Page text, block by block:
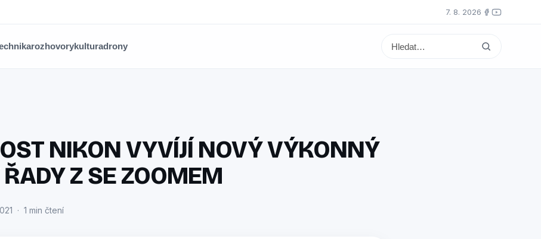
7. 8. 2026
rozhovorykulturadrony
NIKON VYVÍJÍ NOVÝ VÝKONNÝ
Z SE ZOOMEM
· 1 min čtení